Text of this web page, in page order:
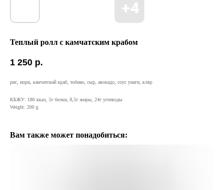
Теплый ролл с камчатским крабом
1 250 р.
рис, нори, камчатский краб, тобико, сыр, авокадо, соус унаги, кляр
КБЖУ: 180 ккал, 5г белки, 8,5г жиры, 24г углеводы
Weight: 200 g
Вам также может понадобиться: